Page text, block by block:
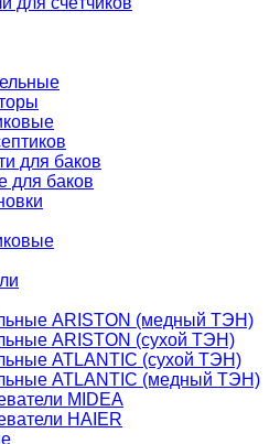
для баков
для баков
ARISTON (медный ТЭН)
ARISTON (сухой ТЭН)
ATLANTIC (сухой ТЭН)
ATLANTIC (медный ТЭН)
MIDEA
HAIER